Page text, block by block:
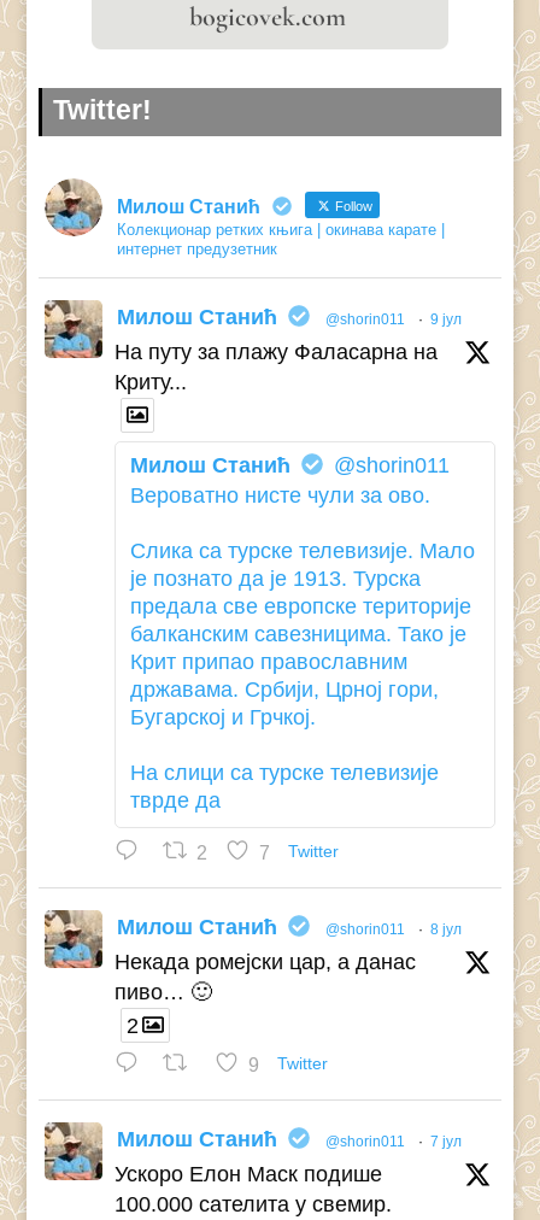
Twitter!
Милош Станић Follow
Колекционар ретких књига | окинава карате |
интернет предузетник
Милош Станић @shorin011 · 9 јул
На путу за плажу Фаласарна на
Криту...
Милош Станић
@shorin011
Вероватно нисте чули за ово.
Слика са турске телевизије. Мало
је познато да је 1913. Турска
предала све европске територије
балканским савезницима. Тако је
Крит припао православним
државама. Србији, Црној гори,
Бугарској и Грчкој.
На слици са турске телевизије
тврде да
2 7 Twitter
Милош Станић @shorin011 · 8 јул
Некада ромејски цар, а данас
пиво… 🙂
2
9 Twitter
Милош Станић @shorin011 · 7 јул
Ускоро Елон Маск подише
100.000 сателита у свемир.